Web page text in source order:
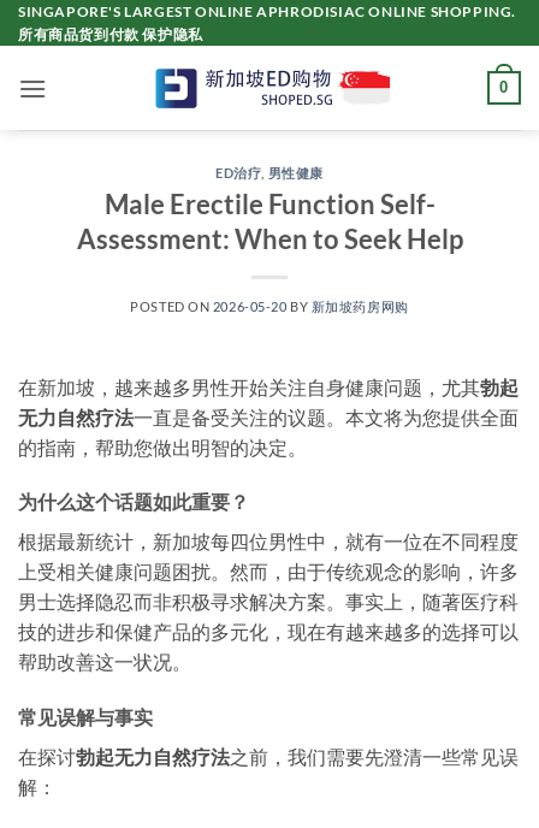
Skip
to
SINGAPORE'S LARGEST ONLINE APHRODISIAC ONLINE SHOPPING.
所有商品货到付款 保护隐私
0
ED治疗 男性健康
Male Erectile Function Self-
Assessment: When to Seek Help
POSTED ON 2026-05-20 BY 新加坡药房网购
在新加坡，越来越多男性开始关注自身健康问题，尤其勃起
无力自然疗法一直是备受关注的议题。本文将为您提供全面
的指南，帮助您做出明智的决定。
为什么这个话题如此重要？
根据最新统计，新加坡每四位男性中，就有一位在不同程度
上受相关健康问题困扰。然而，由于传统观念的影响，许多
男士选择隐忍而非积极寻求解决方案。事实上，随著医疗科
技的进步和保健产品的多元化，现在有越来越多的选择可以
帮助改善这一状况。
常见误解与事实
在探讨勃起无力自然疗法之前，我们需要先澄清一些常见误
解：